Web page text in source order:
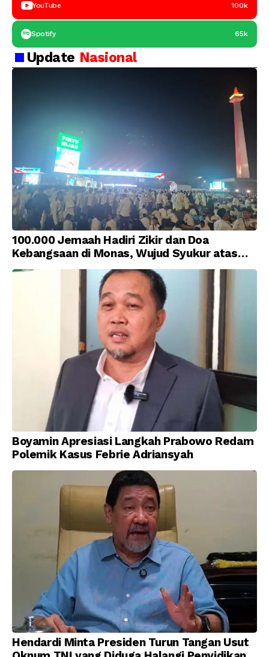
YouTube 100k
Spotify 65k
Update Nasional
100.000 Jemaah Hadiri Zikir dan Doa
Kebangsaan di Monas, Wujud Syukur atas
Kemerdekaan Indonesia
Boyamin Apresiasi Langkah Prabowo Redam
Polemik Kasus Febrie Adriansyah
Hendardi Minta Presiden Turun Tangan Usut